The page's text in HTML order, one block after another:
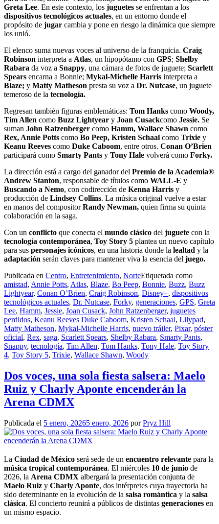
Greta Lee. En este contexto, los juguetes se enfrentan a los
dispositivos tecnológicos actuales, en un entorno donde el
propósito de jugar cambia y pone en riesgo la dinámica que siempre
los unió.
El elenco suma nuevas voces al universo de la franquicia. Craig
Robinson interpreta a Atlas, un hipopótamo con GPS; Shelby
Rabara da voz a Snappy, una cámara de fotos de juguete; Scarlett
Spears encarna a Bonnie; Mykal-Michelle Harris interpreta a
Blaze; y Matty Matheson presta su voz a Dr. Nutcase, un juguete
temeroso de la tecnología.
Regresan también figuras emblemáticas: Tom Hanks como Woody,
Tim Allen como Buzz Lightyear y Joan Cusackcomo Jessie. Se
suman John Ratzenberger como Hamm, Wallace Shawn como
Rex, Annie Potts como Bo Peep, Kristen Schaal como Trixie y
Keanu Reeves como Duke Caboom, entre otros. Conan O’Brien
participará como Smarty Pants y Tony Hale volverá como Forky.
La dirección está a cargo del ganador del Premio de la Academia®
Andrew Stanton, responsable de títulos como WALL-E y
Buscando a Nemo, con codirección de Kenna Harris y
producción de Lindsey Collins. La música original vuelve a estar
en manos del compositorRandy Newman, quien firma su quinta
colaboración en la saga.
Con un conflicto que conecta el mundo clásico del juguete con la
tecnología contemporánea, Toy Story 5 plantea un nuevo capítulo
para sus personajes icónicos, en una historia donde la lealtad y la
adaptación serán claves para mantener viva la esencia del juego.
Publicada en Centro, Entretenimiento, NorteEtiquetada como
amistad, Annie Potts, Atlas, Blaze, Bo Peep, Bonnie, Buzz, Buzz
Lightyear, Conan O’Brien, Craig Robinson, Disney+, dispositivos
tecnológicos actuales, Dr. Nutcase, Forky, generaciones, GPS, Greta
Lee, Hamm, Jessie, Joan Cusack, John Ratzenberger, juguetes
perdidos, Keanu Reeves Duke Caboom, Kristen Schaal, Lilypad,
Matty Matheson, Mykal-Michelle Harris, nuevo tráiler, Pixar, póster
oficial, Rex, saga, Scarlett Spears, Shelby Rabara, Smarty Pants,
Snappy, tecnología, Tim Allen, Tom Hanks, Tony Hale, Toy Story
4, Toy Story 5, Trixie, Wallace Shawn, Woody
Dos voces, una sola fiesta salsera: Maelo
Ruiz y Charly Aponte encenderán la
Arena CDMX
Publicada el 5 enero, 20265 enero, 2026 porPryz Hill
La Ciudad de México será sede de un encuentro relevante para la
música tropical contemporánea. El miércoles 10 de junio de
2026, la Arena CDMX albergará la presentación conjunta de
Maelo Ruiz y Charly Aponte, dos intérpretes cuya trayectoria ha
sido determinante en la evolución de la salsa romántica y la salsa
clásica. El concierto reunirá a públicos de distintas generaciones en
un mismo espacio.